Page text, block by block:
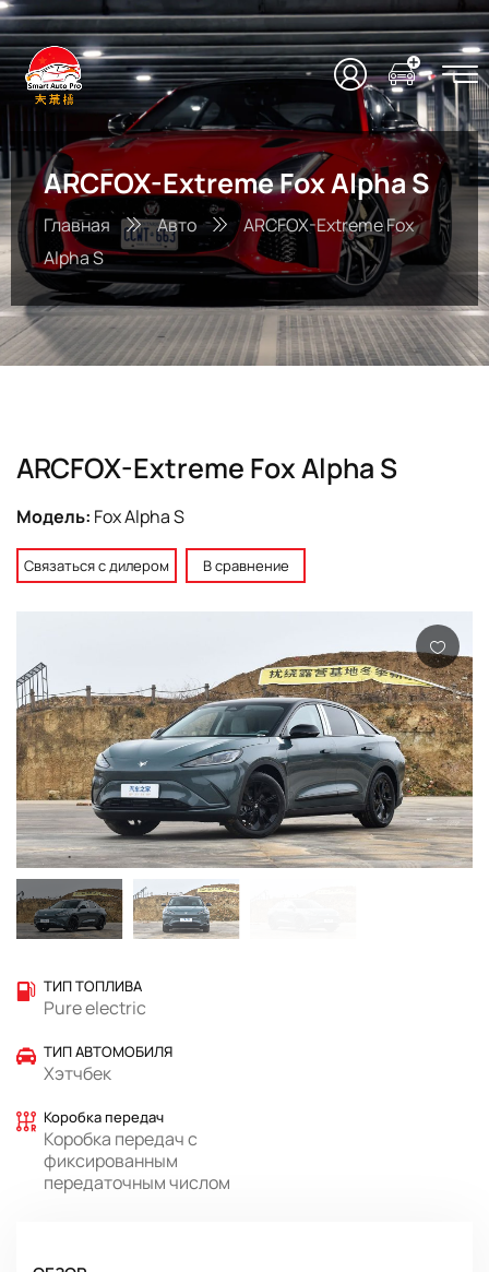
ARCFOX-Extreme Fox Alpha S
Главная Авто
ARCFOX-Extreme Fox
Alpha S
ARCFOX-Extreme Fox Alpha S
Модель: Fox Alpha S
Связаться с дилером В сравнение
ТИП ТОПЛИВА
Pure electric
ТИП АВТОМОБИЛЯ
Хэтчбек
Коробка передач
Коробка передач с
фиксированным
передаточным числом